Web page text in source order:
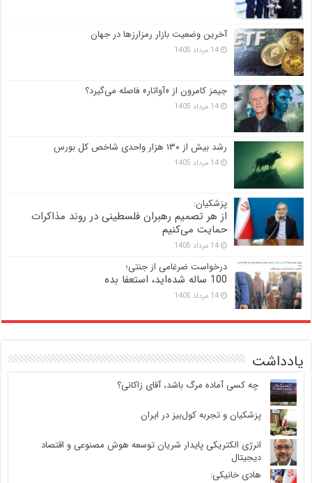
آخرین وضعیت بازار رمزارزها در جهان
14 مرداد 1405
جیمز کامرون از «آواتار» فاصله می‌گیرد؟
14 مرداد 1405
رشد بیش از ۱۳۰ هزار واحدی شاخص کل بورس
14 مرداد 1405
پزشکیان:
از هر تصمیم رهبران فلسطینی در روند مذاکرات
حمایت می‌کنیم
14 مرداد 1405
درخواست ضرغامی از جنتی؛
100 ساله شده‌اید، استعفا بده
14 مرداد 1405
یادداشت
‍ چه کسی آماده مرگ باشد، آقای زاکانی؟
پزشکیان و تجربه کول‌بیز در ایران
انرژی الکتریکی پایدار شریان توسعه هوش مصنوعی و اقتصاد
دیجیتال
هادی خانیکی: